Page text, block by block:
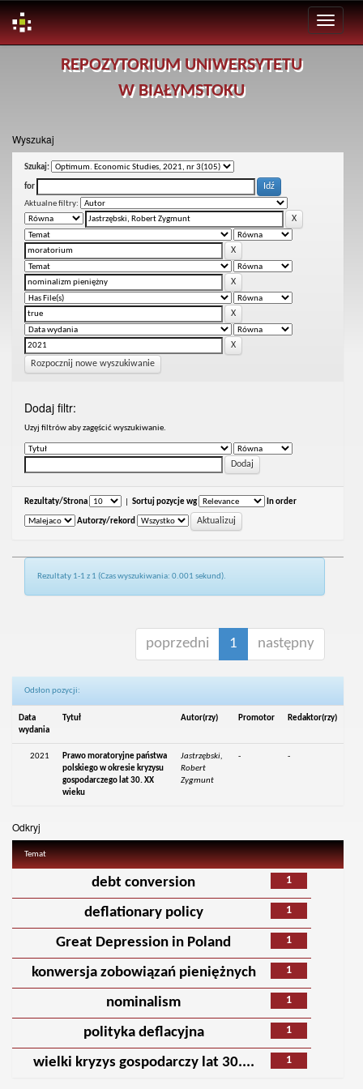
REPOZYTORIUM UNIWERSYTETU
W BIAŁYMSTOKU
Wyszukaj
Szukaj:
for
Aktualne filtry:
Rozpocznij nowe wyszukiwanie
Dodaj filtr:
Uzyj filtrów aby zagęścić wyszukiwanie.
Rezultaty/Strona Sortuj pozycje wg In order
Autorzy/rekord
Rezultaty 1-1 z 1 (Czas wyszukiwania: 0.001 sekund).
poprzedni 1 następny
Odsłon pozycji:
Data
wydania
Tytuł Autor(rzy) Promotor Redaktor(rzy)
2021
Prawo moratoryjne państwa
polskiego w okresie kryzysu
gospodarczego lat 30. XX
wieku
Jastrzębski,
Robert
Zygmunt
- -
Odkryj
Temat
1
debt conversion
1
deflationary policy
1
Great Depression in Poland
1
konwersja zobowiązań pieniężnych
1
nominalism
1
polityka deflacyjna
1
wielki kryzys gospodarczy lat 30....